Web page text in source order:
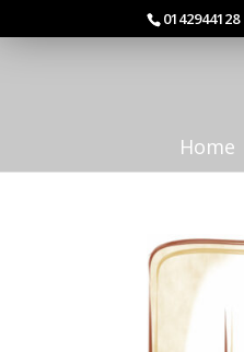
0142944128
Home